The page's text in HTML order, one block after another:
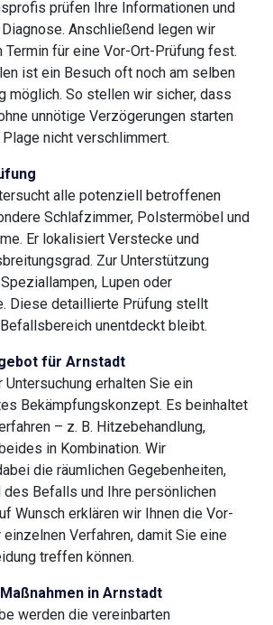
prüfen Ihre Informationen und
Anschließend legen wir
Termin für eine Vor-Ort-Prüfung fest.
ist ein Besuch oft noch am selben
möglich. So stellen wir sicher, dass
unnötige Verzögerungen starten
nicht verschlimmert.
alle potenziell betroffenen
Schlafzimmer, Polstermöbel und
Er lokalisiert Verstecke und
Zur Unterstützung
Lupen oder
Diese detaillierte Prüfung stellt
unentdeckt bleibt.
für Arnstadt
Untersuchung erhalten Sie ein
Bekämpfungskonzept. Es beinhaltet
– z. B. Hitzebehandlung,
in Kombination. Wir
die räumlichen Gegebenheiten,
des Befalls und Ihre persönlichen
Wunsch erklären wir Ihnen die Vor-
Verfahren, damit Sie eine
treffen können.
in Arnstadt
werden die vereinbarten